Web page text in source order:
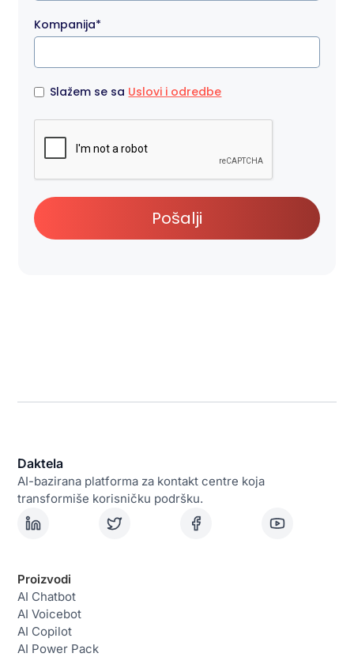
Kompanija*
Slažem se sa Uslovi i odredbe
Daktela
AI-bazirana platforma za kontakt centre koja
transformiše korisničku podršku.
Proizvodi
AI Chatbot
AI Voicebot
AI Copilot
AI Power Pack